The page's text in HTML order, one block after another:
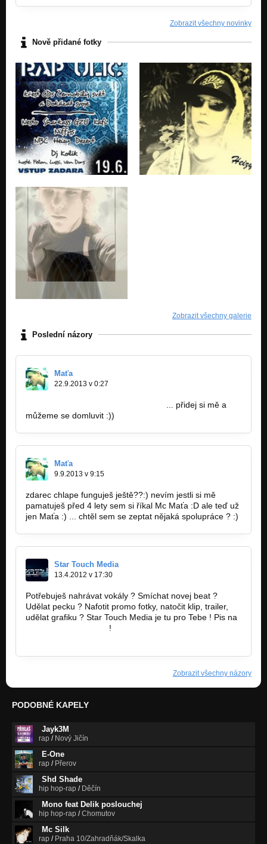
Bloodpsycho (DNB)
Královský rozparovač (new)
Nezařazeno
Zobrazit všechny novinky
Nově přidané fotky
Zobrazit všechny galerie
Poslední názory
Maťa
22.9.2013 v 0:27
... přidej si mě a
můžeme se domluvit :))
Maťa
9.9.2013 v 9:15
zdarec chlape funguješ ještě??:) nevím jestli si mě
pamatuješ před 4 lety sem si říkal Mc Maťa :D ale teď už
jen Maťa :) ... chtěl sem se zeptat nějaká spolupráce ? :)
Star Touch Media
13.4.2012 v 17:30
Potřebuješ nahrávat vokály ? Smíchat novej beat ?
Udělat pecku ? Nafotit promo fotky, natočit klip, trailer,
udělat grafiku ? Star Touch Media je tu pro Tebe ! Pis na
!
Zobrazit všechny názory
PODOBNÉ KAPELY
Jayk3M
rap / Nový Jičín
E-One
rap / Přerov
Shd Shade
hip hop-rap / Děčín
Mono feat Delik poslouchej
hip hop-rap /Chomutov
Mc Silk
rap / Praha 10/Zahradňák/Skalka